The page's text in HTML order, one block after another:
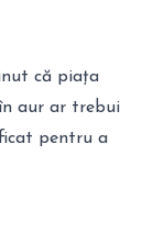
că piața
aur ar trebui
pentru a